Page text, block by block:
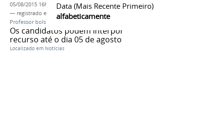
Data (mais Recente Primeiro)
alfabeticamente
05/08/2015 16h28
— registrado em:
PROEN edital nº15/2015
Professor bolsista
Os candidatos podem interpor
recurso até o dia 05 de agosto
Localizado em Notícias